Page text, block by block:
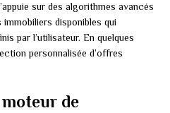
sur des algorithmes avancés
disponibles qui
par l’utilisateur. En quelques
personnalisée d’offres
de